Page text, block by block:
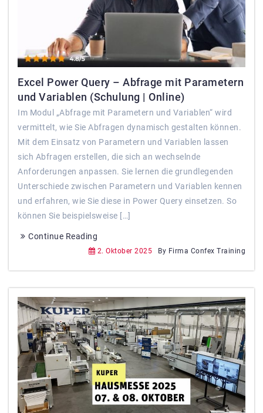
Excel Power Query – Abfrage mit Parametern
und Variablen (Schulung | Online)
Im Modul „Abfrage mit Parametern und Variablen“ wird
vermittelt, wie Sie Abfragen dynamisch gestalten können.
Mit dem Einsatz von Parametern und Variablen lassen
sich Abfragen erstellen, die sich an wechselnde
Anforderungen anpassen. Sie lernen die grundlegenden
Unterschiede zwischen Parametern und Variablen kennen
und erfahren, wie Sie diese in Power Query einsetzen. So
können Sie beispielsweise […]
Continue Reading
2. Oktober 2025 By Firma Confex Training